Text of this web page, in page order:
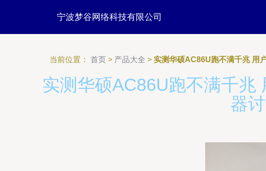
宁波梦谷网络科技有限公司
当前位置： 首页 > 产品大全 > 实测华硕AC86U跑不满千兆 用
实测华硕AC86U跑不满千兆
器